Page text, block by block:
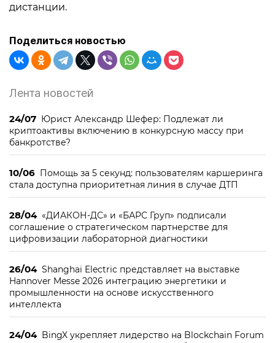
дистанции.
Поделиться новостью
Лента новостей
24/07 Юрист Александр Шефер: Подлежат ли
криптоактивы включению в конкурсную массу при
банкротстве?
10/06 Помощь за 5 секунд: пользователям каршеринга
стала доступна приоритетная линия в случае ДТП
28/04 «ДИАКОН-ДС» и «БАРС Груп» подписали
соглашение о стратегическом партнерстве для
цифровизации лабораторной диагностики
26/04 Shanghai Electric представляет на выставке
Hannover Messe 2026 интеграцию энергетики и
промышленности на основе искусственного
интеллекта
24/04 BingX укрепляет лидерство на Blockchain Forum